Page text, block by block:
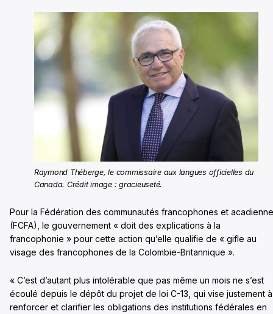
Raymond Théberge, le commissaire aux langues officielles du
Canada. Crédit image : gracieuseté.
Pour la Fédération des communautés francophones et acadienne
(FCFA), le gouvernement « doit des explications à la
francophonie » pour cette action qu’elle qualifie de « gifle au
visage des francophones de la Colombie-Britannique ».
« C’est d’autant plus intolérable que pas même un mois ne s’est
écoulé depuis le dépôt du projet de loi C-13, qui vise justement à
renforcer et clarifier les obligations des institutions fédérales en